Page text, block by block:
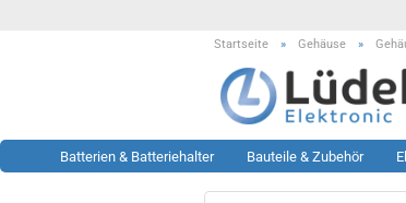
Startseite » Gehäuse »
Batterien & Batteriehalter Bauteile & Zubehör